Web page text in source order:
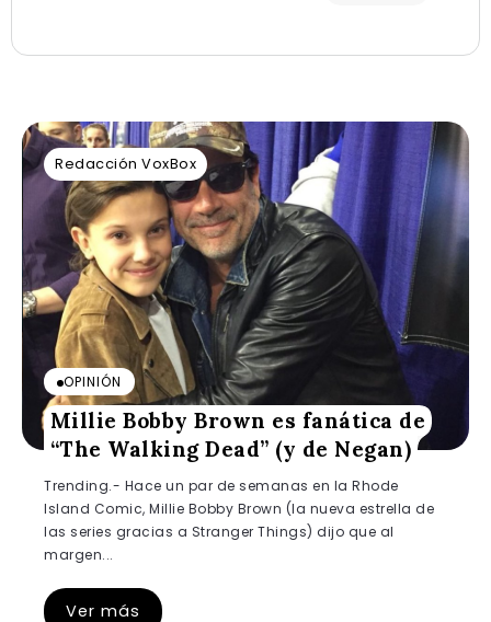
Redacción VoxBox
OPINIÓN
Millie Bobby Brown es fanática de
“The Walking Dead” (y de Negan)
Trending.- Hace un par de semanas en la Rhode
Island Comic, Millie Bobby Brown (la nueva estrella de
las series gracias a Stranger Things) dijo que al
margen...
Ver más